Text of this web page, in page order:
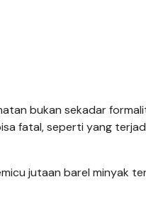
bukan sekadar
fatal, seperti yang
jutaan barel minyak